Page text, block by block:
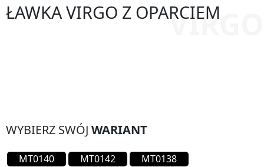
VIRGO
ŁAWKA VIRGO Z OPARCIEM
WYBIERZ SWÓJ WARIANT
MT0140 MT0142 MT0138